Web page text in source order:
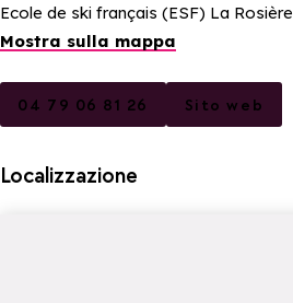
Ecole de ski français (ESF) La Rosière
Mostra sulla mappa
04 79 06 81 26 Sito web
Localizzazione